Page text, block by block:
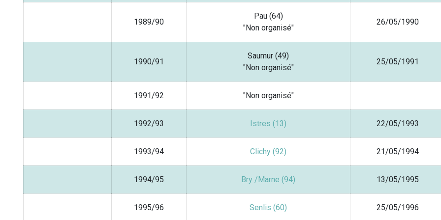
1989/90
Pau (64)
"Non organisé"
26/05/1990
1990/91
Saumur (49)
"Non organisé"
25/05/1991
1991/92 "Non organisé"
1992/93 Istres (13) 22/05/1993
1993/94 Clichy (92) 21/05/1994
1994/95 Bry /Marne (94) 13/05/1995
1995/96 Senlis (60) 25/05/1996